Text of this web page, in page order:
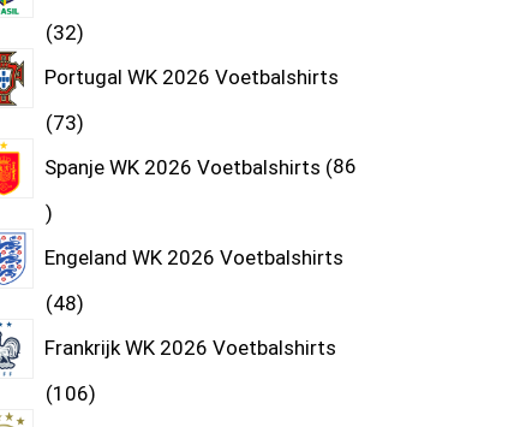
32
Portugal WK 2026 Voetbalshirts
73
Spanje WK 2026 Voetbalshirts 86
Engeland WK 2026 Voetbalshirts
48
Frankrijk WK 2026 Voetbalshirts
106